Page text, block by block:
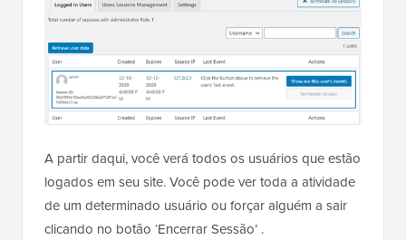
A partir daqui, você verá todos os usuários que estão
logados em seu site. Você pode ver toda a atividade
de um determinado usuário ou forçar alguém a sair
clicando no botão ‘Encerrar Sessão’ .